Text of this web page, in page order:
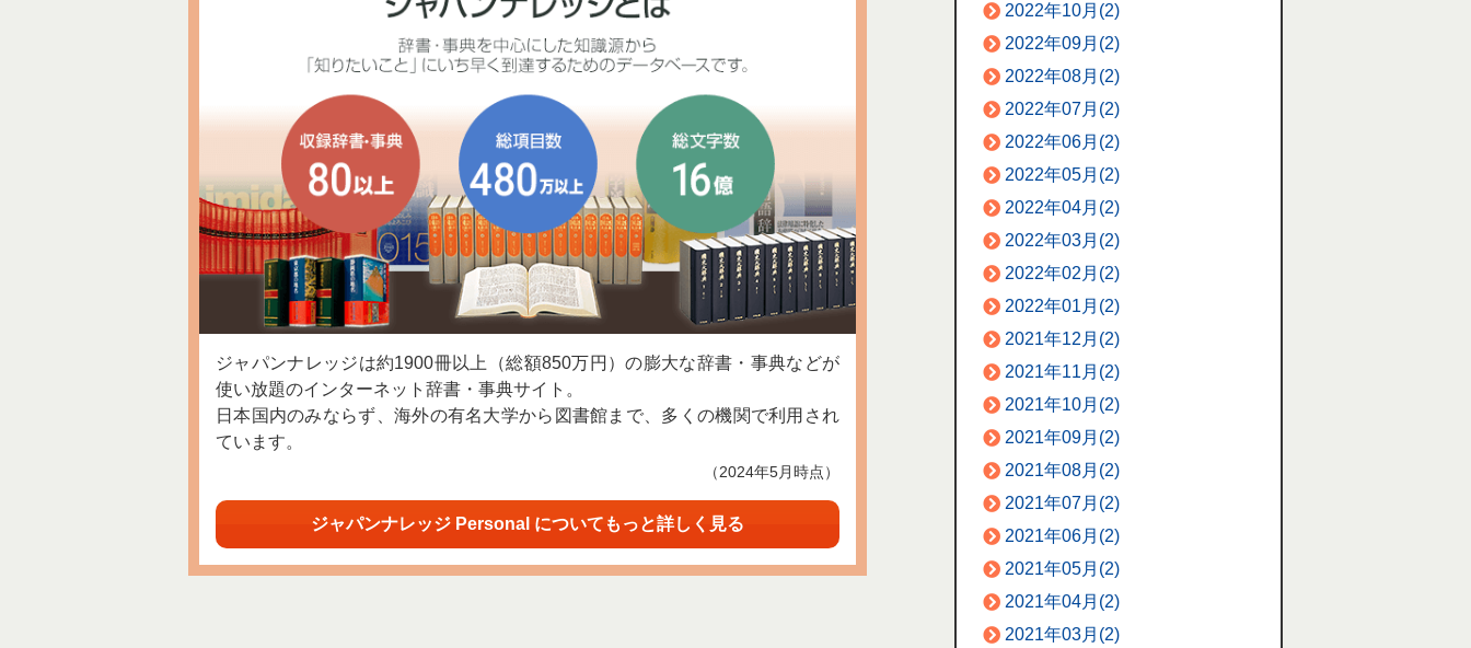
ジャパンナレッジは約1900冊以上（総額850万円）の膨大な辞書・事典などが
使い放題のインターネット辞書・事典サイト。
日本国内のみならず、海外の有名大学から図書館まで、多くの機関で利用され
ています。
（2024年5月時点）
ジャパンナレッジ Personal についてもっと詳しく見る
2022年10月(2)
2022年09月(2)
2022年08月(2)
2022年07月(2)
2022年06月(2)
2022年05月(2)
2022年04月(2)
2022年03月(2)
2022年02月(2)
2022年01月(2)
2021年12月(2)
2021年11月(2)
2021年10月(2)
2021年09月(2)
2021年08月(2)
2021年07月(2)
2021年06月(2)
2021年05月(2)
2021年04月(2)
2021年03月(2)